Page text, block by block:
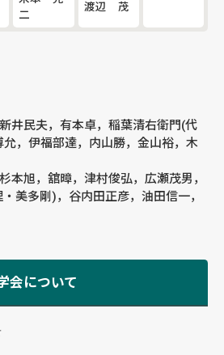
二
渡辺 茂
井民夫，有本卓，稲葉清右衛門(代
，伊福部達，内山勝，金山裕，木
本旭，舘暲，津村俊弘，広瀬茂男，
美多剛)，谷内田正彦，油田信一，
会について